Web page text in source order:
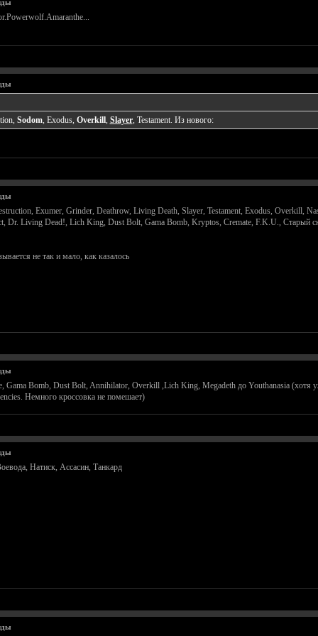
Sodom, Exodus, Overkill, Slayer, Testament. Из нового:
Exumer, Grinder, Deathrow, Living Death, Slayer, Testament, Exodus, Overkill,
Dr. Living Dead!, Lich King, Dust Bolt, Gama Bomb, Kryptos, Cremate, F.K.U., Старый
не так и мало, как казалось
Gama Bomb, Dust Bolt, Annihilator, Overkill ,Lich King, Megadeth до Youthanasia (хотя
Немного кроссовка не помешает)
Натиск, Ассасин, Танкард